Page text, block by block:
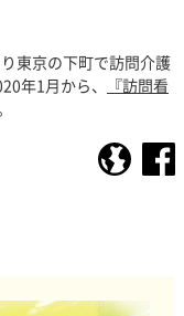
東京の下町で訪問介護
年1月から、
『訪問看